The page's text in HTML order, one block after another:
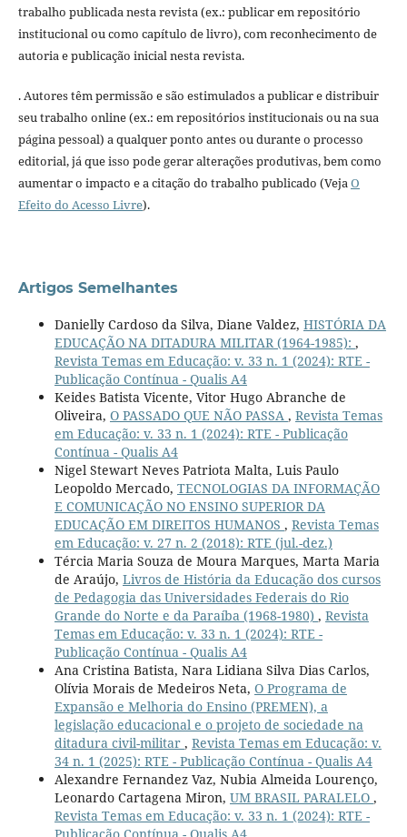
trabalho publicada nesta revista (ex.: publicar em repositório
institucional ou como capítulo de livro), com reconhecimento de
autoria e publicação inicial nesta revista.
. Autores têm permissão e são estimulados a publicar e distribuir
seu trabalho online (ex.: em repositórios institucionais ou na sua
página pessoal) a qualquer ponto antes ou durante o processo
editorial, já que isso pode gerar alterações produtivas, bem como
aumentar o impacto e a citação do trabalho publicado (VejaO
Efeito do Acesso Livre).
Artigos Semelhantes
Danielly Cardoso da Silva, Diane Valdez, HISTÓRIA DA
EDUCAÇÃO NA DITADURA MILITAR (1964-1985): ,
Revista Temas em Educação: v. 33 n. 1 (2024): RTE -
Publicação Contínua - Qualis A4
Keides Batista Vicente, Vitor Hugo Abranche de
Oliveira, O PASSADO QUE NÃO PASSA , Revista Temas
em Educação: v. 33 n. 1 (2024): RTE - Publicação
Contínua - Qualis A4
Nigel Stewart Neves Patriota Malta, Luis Paulo
Leopoldo Mercado, TECNOLOGIAS DA INFORMAÇÃO
E COMUNICAÇÃO NO ENSINO SUPERIOR DA
EDUCAÇÃO EM DIREITOS HUMANOS , Revista Temas
em Educação: v. 27 n. 2 (2018): RTE (jul.-dez.)
Tércia Maria Souza de Moura Marques, Marta Maria
de Araújo, Livros de História da Educação dos cursos
de Pedagogia das Universidades Federais do Rio
Grande do Norte e da Paraíba (1968-1980) , Revista
Temas em Educação: v. 33 n. 1 (2024): RTE -
Publicação Contínua - Qualis A4
Ana Cristina Batista, Nara Lidiana Silva Dias Carlos,
Olívia Morais de Medeiros Neta, O Programa de
Expansão e Melhoria do Ensino (PREMEN), a
legislação educacional e o projeto de sociedade na
ditadura civil-militar , Revista Temas em Educação: v.
34 n. 1 (2025): RTE - Publicação Contínua - Qualis A4
Alexandre Fernandez Vaz, Nubia Almeida Lourenço,
Leonardo Cartagena Miron, UM BRASIL PARALELO ,
Revista Temas em Educação: v. 33 n. 1 (2024): RTE -